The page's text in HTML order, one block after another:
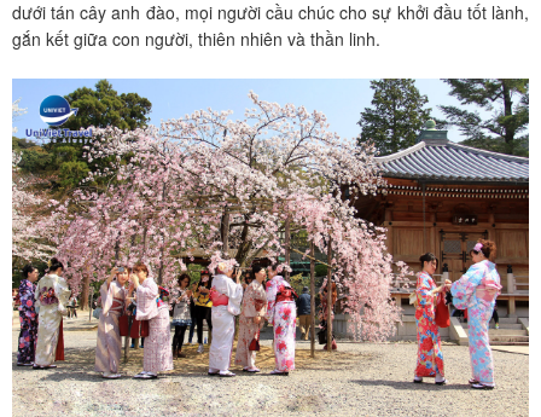
dưới tán cây anh đào, mọi người cầu chúc cho sự khởi đầu tốt lành,
gắn kết giữa con người, thiên nhiên và thần linh.